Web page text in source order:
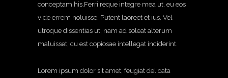
conceptam his.Ferri reque integre mea ut, eu eos
vide errem noluisse. Putent laoreet et ius. Vel
utroque dissentias ut, nam ad soleat alterum
maluisset, cu est copiosae intellegat inciderint.
Lorem ipsum dolor sit amet, feugiat delicata